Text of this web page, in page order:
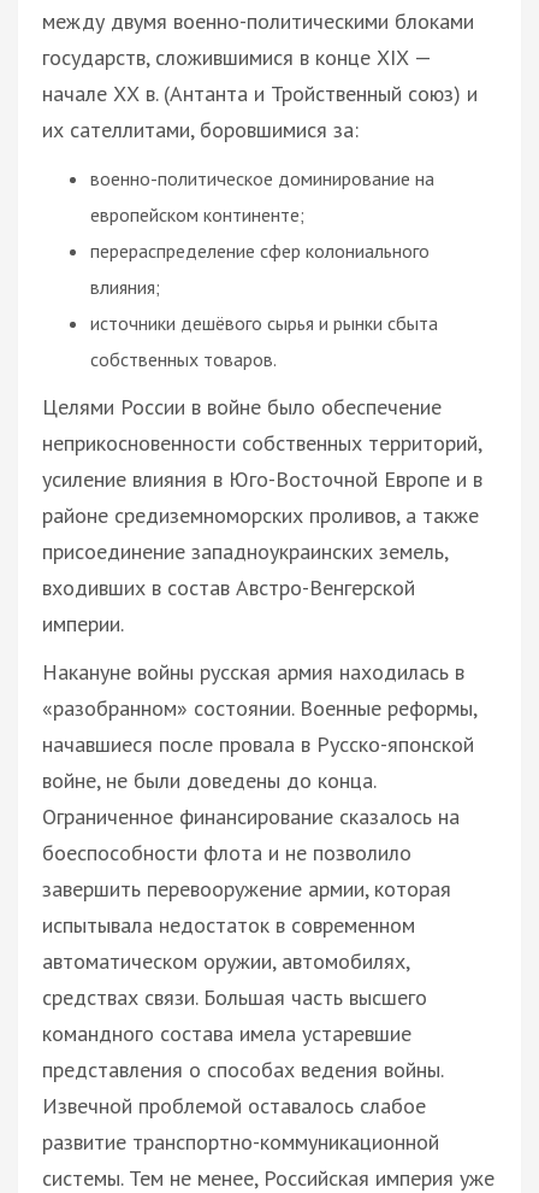
между двумя военно-политическими блоками
государств, сложившимися в конце ХІХ —
начале ХХ в. (Антанта и Тройственный союз) и
их сателлитами, боровшимися за:
военно-политическое доминирование на
европейском континенте;
перераспределение сфер колониального
влияния;
источники дешёвого сырья и рынки сбыта
собственных товаров.
Целями России в войне было обеспечение
неприкосновенности собственных территорий,
усиление влияния в Юго-Восточной Европе и в
районе средиземноморских проливов, а также
присоединение западноукраинских земель,
входивших в состав Австро-Венгерской
империи.
Накануне войны русская армия находилась в
«разобранном» состоянии. Военные реформы,
начавшиеся после провала в Русско-японской
войне, не были доведены до конца.
Ограниченное финансирование сказалось на
боеспособности флота и не позволило
завершить перевооружение армии, которая
испытывала недостаток в современном
автоматическом оружии, автомобилях,
средствах связи. Большая часть высшего
командного состава имела устаревшие
представления о способах ведения войны.
Извечной проблемой оставалось слабое
развитие транспортно-коммуникационной
системы. Тем не менее, Российская империя уже